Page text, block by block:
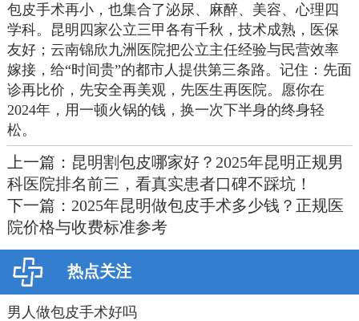
包皮手术再小，也集合了泌尿、麻醉、美容、心理四
学科。昆明四家公立三甲各有千秋，技术成熟，医保
友好；云南锦欣九洲医院把公立主任经验与民营效率
嫁接，给“时间贵”的都市人提供第三条路。记住：先面
诊再比价，先安全再美观，先医生再医院。愿你在
2024年，用一顿火锅的钱，换一次下半身的终身轻
松。
上一篇： 昆明割包皮哪家好？2025年昆明正规男
科医院排名前三，看真实患者口碑不踩坑！
下一篇： 2025年昆明做包皮手术多少钱？正规医
院价格与收费标准参考
热点关注
男人做包皮手术好吗